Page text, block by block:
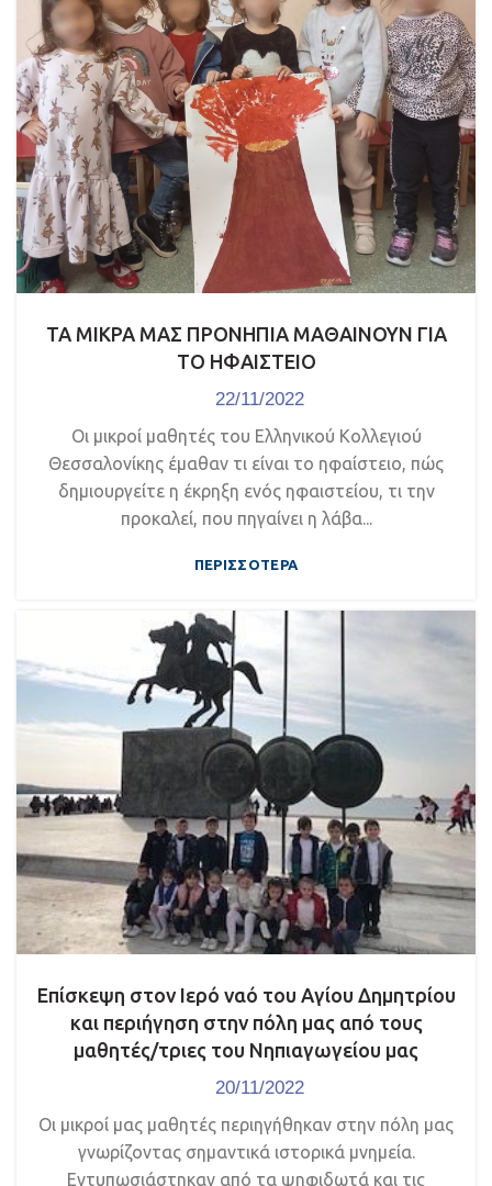
ΤΑ ΜΙΚΡΑ ΜΑΣ ΠΡΟΝΗΠΙΑ ΜΑΘΑΙΝΟΥΝ ΓΙΑ
ΤΟ ΗΦΑΙΣΤΕΙΟ
22/11/2022
Οι μικροί μαθητές του Ελληνικού Κολλεγιού
Θεσσαλονίκης έμαθαν τι είναι το ηφαίστειο, πώς
δημιουργείτε η έκρηξη ενός ηφαιστείου, τι την
προκαλεί, που πηγαίνει η λάβα...
ΠΕΡΙΣΣΌΤΕΡΑ
Επίσκεψη στον Ιερό ναό του Αγίου Δημητρίου
και περιήγηση στην πόλη μας από τους
μαθητές/τριες του Νηπιαγωγείου μας
20/11/2022
Οι μικροί μας μαθητές περιηγήθηκαν στην πόλη μας
γνωρίζοντας σημαντικά ιστορικά μνημεία.
Εντυπωσιάστηκαν από τα ψηφιδωτά και τις